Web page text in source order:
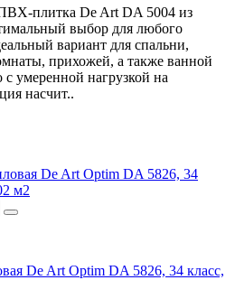
плитка De Art DA 5004 из
выбор для любого
вариант для спальни,
прихожей, а также ванной
умеренной нагрузкой на
насчит..
De Art Optim DA 5826, 34 класс,